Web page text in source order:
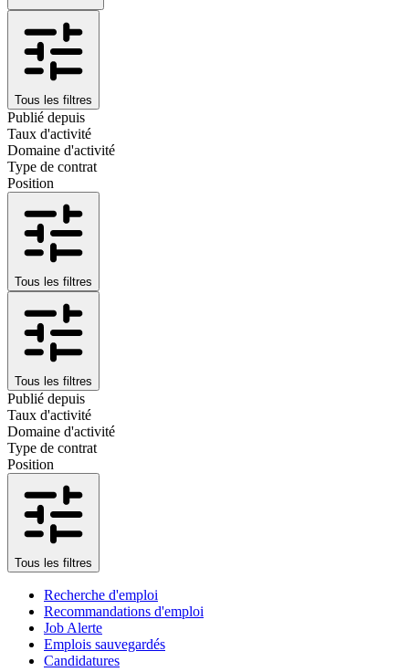
Tous les filtres
Publié depuis
Taux d'activité
Domaine d'activité
Type de contrat
Position
Tous les filtres
Tous les filtres
Publié depuis
Taux d'activité
Domaine d'activité
Type de contrat
Position
Tous les filtres
Recherche d'emploi
Recommandations d'emploi
Job Alerte
Emplois sauvegardés
Candidatures